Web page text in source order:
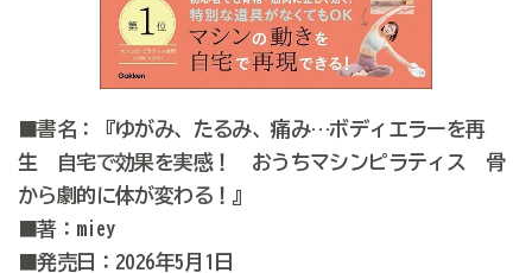
■書名：『ゆがみ、たるみ、痛み…ボディエラーを再
生 自宅で効果を実感！ おうちマシンピラティス 骨
から劇的に体が変わる！』
■著：miey
■発売日：2026年5月1日